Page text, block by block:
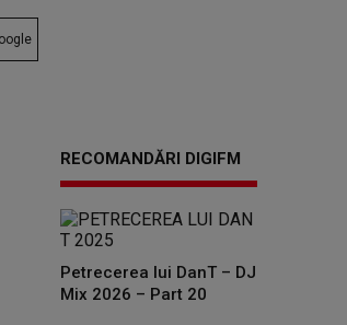
RECOMANDĂRI DIGIFM
Petrecerea lui DanT – DJ
Mix 2026 – Part 20